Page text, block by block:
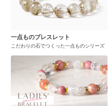
一点ものブレスレット
こだわりの石でつくった一点ものシリーズ